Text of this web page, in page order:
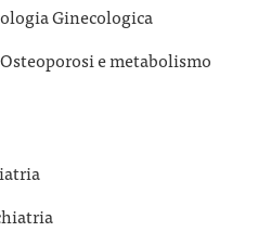
Ginecologica
e metabolismo